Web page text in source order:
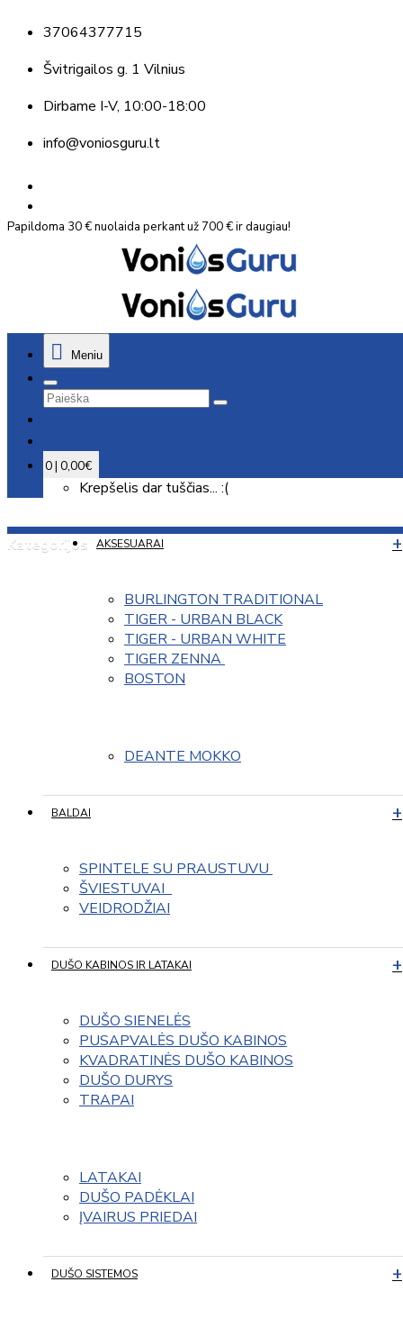
37064377715
Švitrigailos g. 1 Vilnius
Dirbame I-V, 10:00-18:00
info@voniosguru.lt
Papildoma 30 € nuolaida perkant už 700 € ir daugiau!
Meniu
0 | 0,00€
Krepšelis dar tuščias... :(
Kategorijos AKSESUARAI
BURLINGTON TRADITIONAL
TIGER - URBAN BLACK
TIGER - URBAN WHITE
TIGER ZENNA
BOSTON
DEANTE MOKKO
BALDAI
SPINTELE SU PRAUSTUVU
ŠVIESTUVAI
VEIDRODŽIAI
DUŠO KABINOS IR LATAKAI
DUŠO SIENELĖS
PUSAPVALĖS DUŠO KABINOS
KVADRATINĖS DUŠO KABINOS
DUŠO DURYS
TRAPAI
LATAKAI
DUŠO PADĖKLAI
ĮVAIRUS PRIEDAI
DUŠO SISTEMOS